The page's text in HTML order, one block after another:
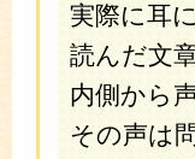
実際に耳
読んだ文
内側から
その声は